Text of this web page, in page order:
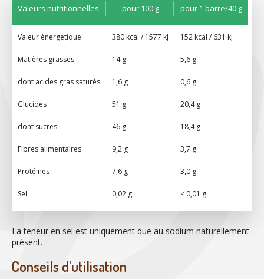
Valeurs nutritionnelles pour 100 g pour 1 barre/40 g
Valeur énergétique 380 kcal / 1577 kJ 152 kcal / 631 kJ
Matières grasses 14 g 5,6 g
dont acides gras saturés 1,6 g 0,6 g
Glucides 51 g 20,4 g
dont sucres 46 g 18,4 g
Fibres alimentaires 9,2 g 3,7 g
Protéines 7,6 g 3,0 g
Sel 0,02 g < 0,01 g
La teneur en sel est uniquement due au sodium naturellement
présent.
Conseils d'utilisation